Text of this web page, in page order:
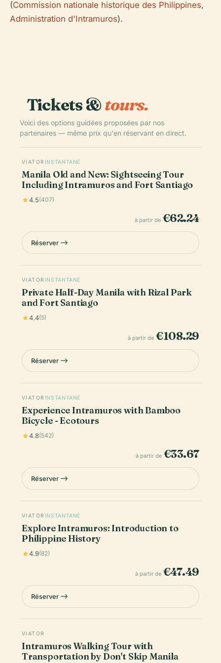
(Commission nationale historique des Philippines,
Administration d'Intramuros).
Tickets &tours.
Voici des options guidées proposées par nos
partenaires — même prix qu'en réservant en direct.
VIATOR INSTANTANÉ
Manila Old and New: Sightseeing Tour
Including Intramuros and Fort Santiago
4.5(407)
à partir de €62.24
Réserver
VIATOR INSTANTANÉ
Private Half-Day Manila with Rizal Park
and Fort Santiago
4.4(5)
à partir de €108.29
Réserver
VIATOR INSTANTANÉ
Experience Intramuros with Bamboo
Bicycle - Ecotours
4.8(542)
à partir de €33.67
Réserver
VIATOR INSTANTANÉ
Explore Intramuros: Introduction to
Philippine History
4.9(82)
à partir de €47.49
Réserver
VIATOR
Intramuros Walking Tour with
Transportation by Don't Skip Manila